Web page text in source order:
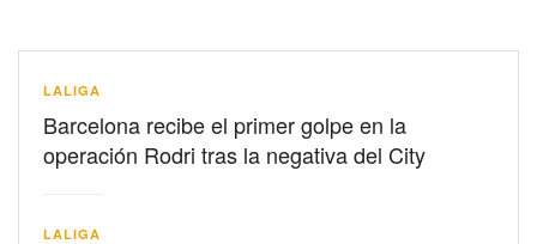
LALIGA
Barcelona recibe el primer golpe en la
operación Rodri tras la negativa del City
LALIGA